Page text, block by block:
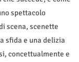
spettacolo
scena, scenette
sfida e una delizia
concettualmente e